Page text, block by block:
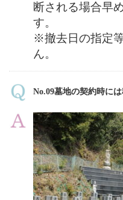
断される場合早
す。
※撤去日の指定
ん。
No.09墓地の契約時に